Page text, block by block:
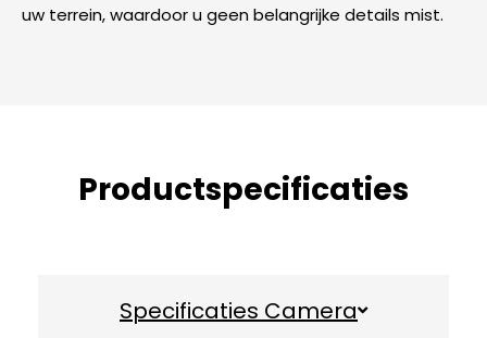
uw terrein, waardoor u geen belangrijke details mist.
Productspecificaties
Specificaties Camera